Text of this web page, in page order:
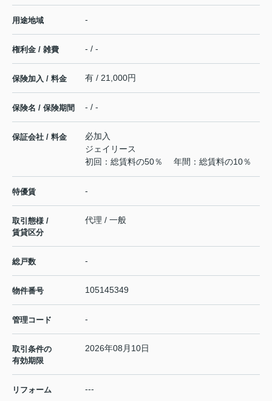
用途地域 -
権利金 / 雑費 - / -
保険加入 / 料金 有 / 21,000円
保険名 / 保険期間 - / -
保証会社 / 料金
必加入
ジェイリース
初回：総賃料の50％ 年間：総賃料の10％
特優賃 -
取引態様 /
賃貸区分
代理 / 一般
総戸数 -
物件番号 105145349
管理コード -
取引条件の
有効期限
2026年08月10日
リフォーム ---